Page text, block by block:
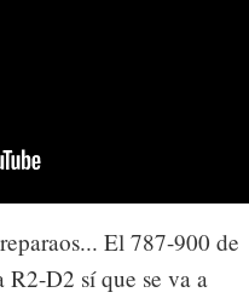
El 787-900 de
D2 sí que se va a